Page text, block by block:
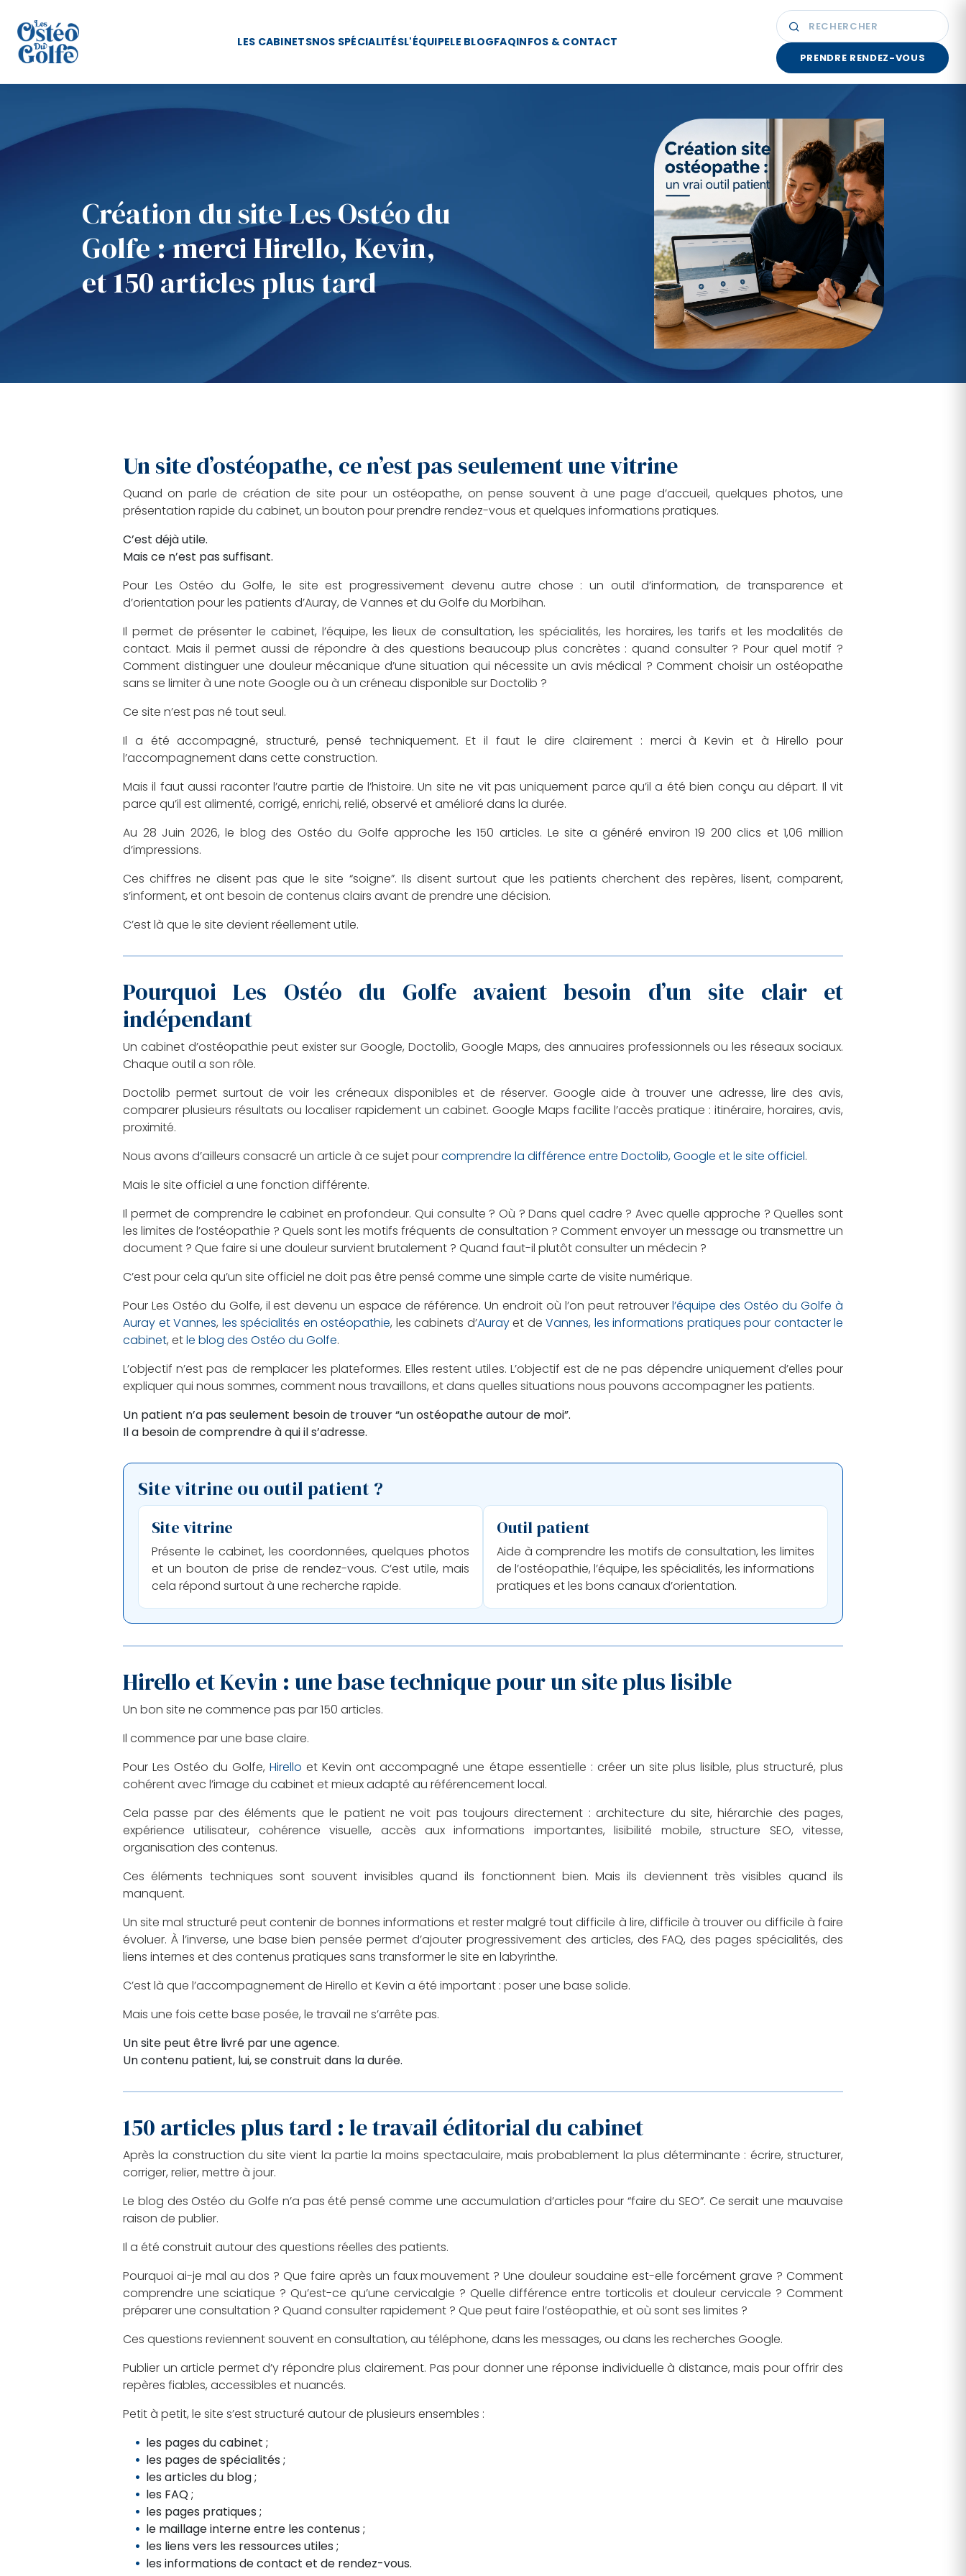
LES CABINETSNOS SPÉCIALITÉSL'ÉQUIPELE BLOGFAQINFOS & CONTACT
PRENDRE RENDEZ-VOUS
Création du site Les Ostéo du
Golfe : merci Hirello, Kevin,
et 150 articles plus tard
Un site d’ostéopathe, ce n’est pas seulement une vitrine
Quand on parle de création de site pour un ostéopathe, on pense souvent à une page d’accueil, quelques photos, une
présentation rapide du cabinet, un bouton pour prendre rendez-vous et quelques informations pratiques.
C’est déjà utile.
Mais ce n’est pas suffisant.
Pour Les Ostéo du Golfe, le site est progressivement devenu autre chose : un outil d’information, de transparence et
d’orientation pour les patients d’Auray, de Vannes et du Golfe du Morbihan.
Il permet de présenter le cabinet, l’équipe, les lieux de consultation, les spécialités, les horaires, les tarifs et les modalités de
contact. Mais il permet aussi de répondre à des questions beaucoup plus concrètes : quand consulter ? Pour quel motif ?
Comment distinguer une douleur mécanique d’une situation qui nécessite un avis médical ? Comment choisir un ostéopathe
sans se limiter à une note Google ou à un créneau disponible sur Doctolib ?
Ce site n’est pas né tout seul.
Il a été accompagné, structuré, pensé techniquement. Et il faut le dire clairement : merci à Kevin et à Hirello pour
l’accompagnement dans cette construction.
Mais il faut aussi raconter l’autre partie de l’histoire. Un site ne vit pas uniquement parce qu’il a été bien conçu au départ. Il vit
parce qu’il est alimenté, corrigé, enrichi, relié, observé et amélioré dans la durée.
Au 28 Juin 2026, le blog des Ostéo du Golfe approche les 150 articles. Le site a généré environ 19 200 clics et 1,06 million
d’impressions.
Ces chiffres ne disent pas que le site “soigne”. Ils disent surtout que les patients cherchent des repères, lisent, comparent,
s’informent, et ont besoin de contenus clairs avant de prendre une décision.
C’est là que le site devient réellement utile.
Pourquoi Les Ostéo du Golfe avaient besoin d’un site clair et
indépendant
Un cabinet d’ostéopathie peut exister sur Google, Doctolib, Google Maps, des annuaires professionnels ou les réseaux sociaux.
Chaque outil a son rôle.
Doctolib permet surtout de voir les créneaux disponibles et de réserver. Google aide à trouver une adresse, lire des avis,
comparer plusieurs résultats ou localiser rapidement un cabinet. Google Maps facilite l’accès pratique : itinéraire, horaires, avis,
proximité.
Nous avons d’ailleurs consacré un article à ce sujet pourcomprendre la différence entre Doctolib, Google et le site officiel.
Mais le site officiel a une fonction différente.
Il permet de comprendre le cabinet en profondeur. Qui consulte ? Où ? Dans quel cadre ? Avec quelle approche ? Quelles sont
les limites de l’ostéopathie ? Quels sont les motifs fréquents de consultation ? Comment envoyer un message ou transmettre un
document ? Que faire si une douleur survient brutalement ? Quand faut-il plutôt consulter un médecin ?
C’est pour cela qu’un site officiel ne doit pas être pensé comme une simple carte de visite numérique.
Pour Les Ostéo du Golfe, il est devenu un espace de référence. Un endroit où l’on peut retrouverl’équipe des Ostéo du Golfe à
Auray et Vannes, les spécialités en ostéopathie, les cabinets d’Aurayet de Vannes, les informations pratiques pour contacter le
cabinet, etle blog des Ostéo du Golfe.
L’objectif n’est pas de remplacer les plateformes. Elles restent utiles. L’objectif est de ne pas dépendre uniquement d’elles pour
expliquer qui nous sommes, comment nous travaillons, et dans quelles situations nous pouvons accompagner les patients.
Un patient n’a pas seulement besoin de trouver “un ostéopathe autour de moi”.
Il a besoin de comprendre à qui il s’adresse.
Site vitrine ou outil patient ?
Site vitrine
Présente le cabinet, les coordonnées, quelques photos
et un bouton de prise de rendez-vous. C’est utile, mais
cela répond surtout à une recherche rapide.
Outil patient
Aide à comprendre les motifs de consultation, les limites
de l’ostéopathie, l’équipe, les spécialités, les informations
pratiques et les bons canaux d’orientation.
Hirello et Kevin : une base technique pour un site plus lisible
Un bon site ne commence pas par 150 articles.
Il commence par une base claire.
Pour Les Ostéo du Golfe,Hirello et Kevin ont accompagné une étape essentielle : créer un site plus lisible, plus structuré, plus
cohérent avec l’image du cabinet et mieux adapté au référencement local.
Cela passe par des éléments que le patient ne voit pas toujours directement : architecture du site, hiérarchie des pages,
expérience utilisateur, cohérence visuelle, accès aux informations importantes, lisibilité mobile, structure SEO, vitesse,
organisation des contenus.
Ces éléments techniques sont souvent invisibles quand ils fonctionnent bien. Mais ils deviennent très visibles quand ils
manquent.
Un site mal structuré peut contenir de bonnes informations et rester malgré tout difficile à lire, difficile à trouver ou difficile à faire
évoluer. À l’inverse, une base bien pensée permet d’ajouter progressivement des articles, des FAQ, des pages spécialités, des
liens internes et des contenus pratiques sans transformer le site en labyrinthe.
C’est là que l’accompagnement de Hirello et Kevin a été important : poser une base solide.
Mais une fois cette base posée, le travail ne s’arrête pas.
Un site peut être livré par une agence.
Un contenu patient, lui, se construit dans la durée.
150 articles plus tard : le travail éditorial du cabinet
Après la construction du site vient la partie la moins spectaculaire, mais probablement la plus déterminante : écrire, structurer,
corriger, relier, mettre à jour.
Le blog des Ostéo du Golfe n’a pas été pensé comme une accumulation d’articles pour “faire du SEO”. Ce serait une mauvaise
raison de publier.
Il a été construit autour des questions réelles des patients.
Pourquoi ai-je mal au dos ? Que faire après un faux mouvement ? Une douleur soudaine est-elle forcément grave ? Comment
comprendre une sciatique ? Qu’est-ce qu’une cervicalgie ? Quelle différence entre torticolis et douleur cervicale ? Comment
préparer une consultation ? Quand consulter rapidement ? Que peut faire l’ostéopathie, et où sont ses limites ?
Ces questions reviennent souvent en consultation, au téléphone, dans les messages, ou dans les recherches Google.
Publier un article permet d’y répondre plus clairement. Pas pour donner une réponse individuelle à distance, mais pour offrir des
repères fiables, accessibles et nuancés.
Petit à petit, le site s’est structuré autour de plusieurs ensembles :
les pages du cabinet ;
les pages de spécialités ;
les articles du blog ;
les FAQ ;
les pages pratiques ;
le maillage interne entre les contenus ;
les liens vers les ressources utiles ;
les informations de contact et de rendez-vous.